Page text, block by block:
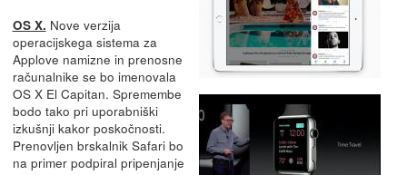
OS X. Nove verzija
operacijskega sistema za
Applove namizne in prenosne
računalnike se bo imenovala
OS X El Capitan. Spremembe
bodo tako pri uporabniški
izkušnji kakor poskočnosti.
Prenovljen brskalnik Safari bo
na primer podpiral pripenjanje